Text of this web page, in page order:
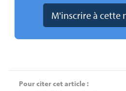
Pour citer cet article :